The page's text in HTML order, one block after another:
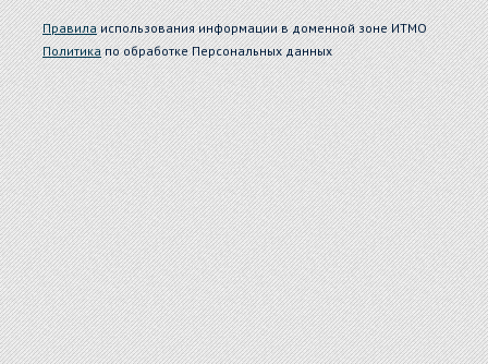
Правилаиспользования информации в доменной зоне ИТМО
Политикапо обработке Персональных данных